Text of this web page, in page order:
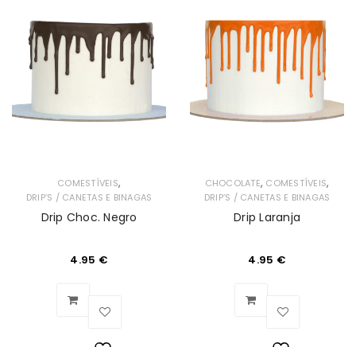
de
Desejos
de
Desejos
COMESTÍVEIS,
DRIP’S / CANETAS E BINAGAS
Drip Choc. Negro
4.95 €
CHOCOLATE, COMESTÍVEIS,
DRIP’S / CANETAS E BINAGAS
Drip Laranja
4.95 €